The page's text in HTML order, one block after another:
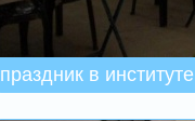
праздник в институте